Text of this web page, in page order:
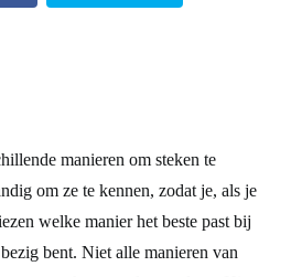
manieren om steken te
om ze te kennen, zodat je, als je
welke manier het beste past bij
bent. Niet alle manieren van